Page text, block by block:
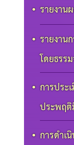
รายงา
รายงาน
โดยธรร
การประ
ประพฤ
การดำเ